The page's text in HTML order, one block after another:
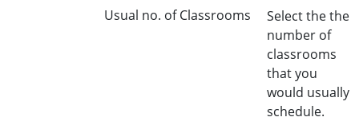
Usual no. of Classrooms
Select the the
number of
classrooms
that you
would usually
schedule.